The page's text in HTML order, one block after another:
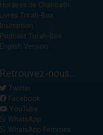
Horaires de Chabbath
Livres Torah-Box
Inscription
Podcast Torah-Box
English Version
Retrouvez-nous...
Twitter
Facebook
YouTube
WhatsApp
WhatsApp Femmes